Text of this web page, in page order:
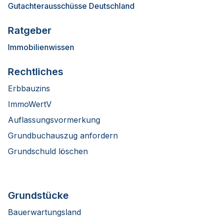
Gutachterausschüsse Deutschland
Ratgeber
Immobilienwissen
Rechtliches
Erbbauzins
ImmoWertV
Auflassungsvormerkung
Grundbuchauszug anfordern
Grundschuld löschen
Grundstücke
Bauerwartungsland